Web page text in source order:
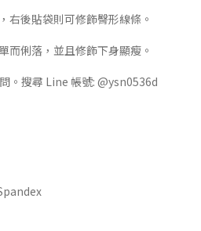
右後貼袋則可修飾臀形線條。
而俐落，並且修飾下身顯瘦。
。搜尋 Line 帳號: @ysn0536d